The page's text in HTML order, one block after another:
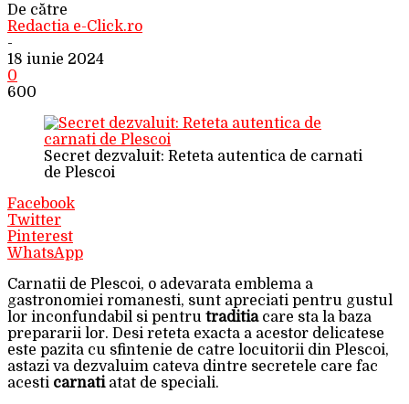
De către
Redactia e-Click.ro
-
18 iunie 2024
0
600
Secret dezvaluit: Reteta autentica de carnati
de Plescoi
Facebook
Twitter
Pinterest
WhatsApp
Carnatii de Plescoi, o adevarata emblema a
gastronomiei romanesti, sunt apreciati pentru gustul
lor inconfundabil si pentru traditiacare sta la baza
prepararii lor. Desi reteta exacta a acestor delicatese
este pazita cu sfintenie de catre locuitorii din Plescoi,
astazi va dezvaluim cateva dintre secretele care fac
acesti carnatiatat de speciali.